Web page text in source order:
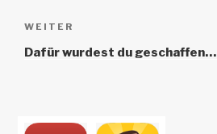
Nächster
Beitrag
WEITER
Dafür wurdest du geschaffen…